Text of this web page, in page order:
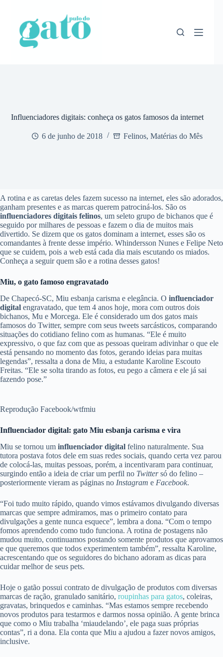
conteúdo
Influenciadores digitais: conheça os gatos famosos da internet
6 de junho de 2018 Felinos, Matérias do Mês
A rotina e as caretas deles fazem sucesso na internet, eles são adorados,
ganham presentes e as marcas querem patrociná-los. São os
influenciadores digitais felinos, um seleto grupo de bichanos que é
seguido por milhares de pessoas e fazem o dia de muitos mais
divertido. Se dizem que os gatos dominam a internet, esses são os
comandantes à frente desse império. Whindersson Nunes e Felipe Neto
que se cuidem, pois a web está cada dia mais escutando os miados.
Conheça a seguir quem são e a rotina desses gatos!
Miu, o gato famoso engravatado
De Chapecó-SC, Miu esbanja carisma e elegância. O influenciador
digital engravatado, que tem 4 anos hoje, mora com outros dois
bichanos, Mu e Morcega. Ele é considerado um dos gatos mais
famosos do Twitter, sempre com seus tweets sarcásticos, comparando
situações do cotidiano felino com as humanas. “Ele é muito
expressivo, o que faz com que as pessoas queiram adivinhar o que ele
está pensando no momento das fotos, gerando ideias para muitas
legendas”, ressalta a dona de Miu, a estudante Karoline Escouto
Freitas. “Ele se solta tirando as fotos, eu pego a câmera e ele já sai
fazendo pose.”
Reprodução Facebook/wtfmiu
Influenciador digital: gato Miu esbanja carisma e vira
Miu se tornou um influenciador digital felino naturalmente. Sua
tutora postava fotos dele em suas redes sociais, quando certa vez parou
de colocá-las, muitas pessoas, porém, a incentivaram para continuar,
surgindo então a ideia de criar um perfil no Twittersó do felino –
posteriormente vieram as páginas no Instagram e Facebook.
“Foi tudo muito rápido, quando vimos estávamos divulgando diversas
marcas que sempre admiramos, mas o primeiro contato para
divulgações a gente nunca esquece”, lembra a dona. “Com o tempo
fomos aprendendo como tudo funciona. A rotina de postagens não
mudou muito, continuamos postando somente produtos que aprovamos
e que queremos que todos experimentem também”, ressalta Karoline,
acrescentando que os seguidores do bichano adoram as dicas para
cuidar melhor de seus pets.
Hoje o gatão possui contrato de divulgação de produtos com diversas
marcas de ração, granulado sanitário, roupinhas para gatos, coleiras,
gravatas, brinquedos e caminhas. “Mas estamos sempre recebendo
novos produtos para testarmos e darmos nossa opinião. A gente brinca
que como o Miu trabalha ‘miaudelando’, ele paga suas próprias
contas”, ri a dona. Ela conta que Miu a ajudou a fazer novos amigos,
inclusive.